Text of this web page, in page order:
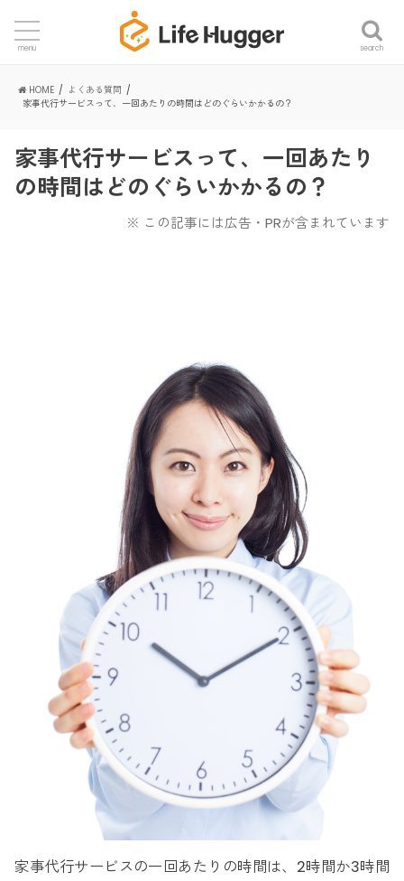
search
menu
HOME
よくある質問
家事代行サービスって、一回あたりの時間はどのぐらいかかるの？
家事代行サービスって、一回あたり
の時間はどのぐらいかかるの？
※ この記事には広告・PRが含まれています
家事代行サービスの一回あたりの時間は、2時間か3時間